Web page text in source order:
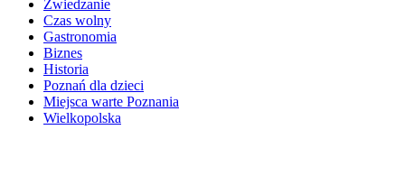
Zwiedzanie
Czas wolny
Gastronomia
Biznes
Historia
Poznań dla dzieci
Miejsca warte Poznania
Wielkopolska